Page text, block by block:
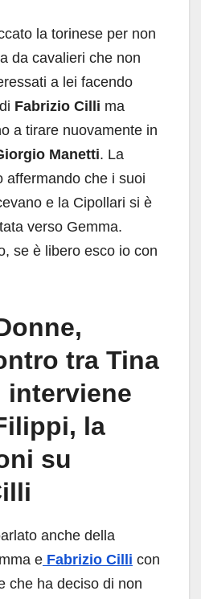
la torinese per non
da cavalieri che non
a lei facendo
Fabrizio Cilli ma
a tirare nuovamente in
Manetti. La
affermando che i suoi
e la Cipollari si è
verso Gemma.
se è libero esco io con
tra Tina
interviene
la
su
anche della
e Fabrizio Cilli con
che ha deciso di non